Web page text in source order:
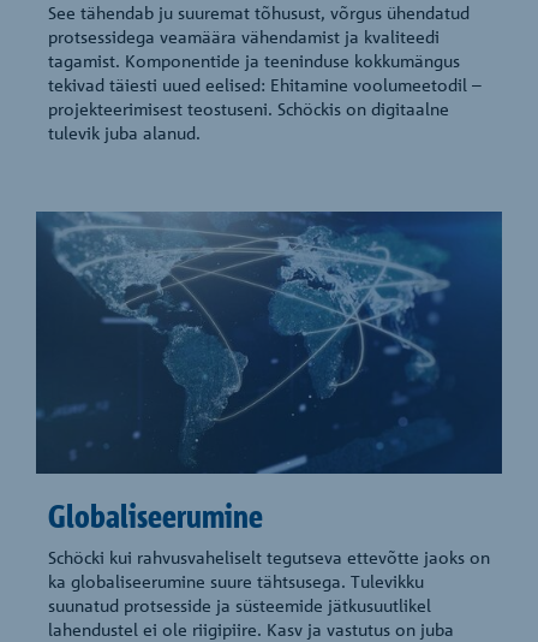
See tähendab ju suuremat tõhusust, võrgus ühendatud
protsessidega veamäära vähendamist ja kvaliteedi
tagamist. Komponentide ja teeninduse kokkumängus
tekivad täiesti uued eelised: Ehitamine voolumeetodil –
projekteerimisest teostuseni. Schöckis on digitaalne
tulevik juba alanud.
Globaliseerumine
Schöcki kui rahvusvaheliselt tegutseva ettevõtte jaoks on
ka globaliseerumine suure tähtsusega. Tulevikku
suunatud protsesside ja süsteemide jätkusuutlikel
lahendustel ei ole riigipiire. Kasv ja vastutus on juba